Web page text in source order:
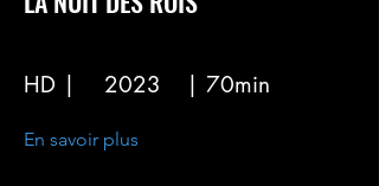
HD | 2023 | 70min
En savoir plus